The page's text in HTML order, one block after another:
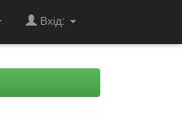
Вхід: